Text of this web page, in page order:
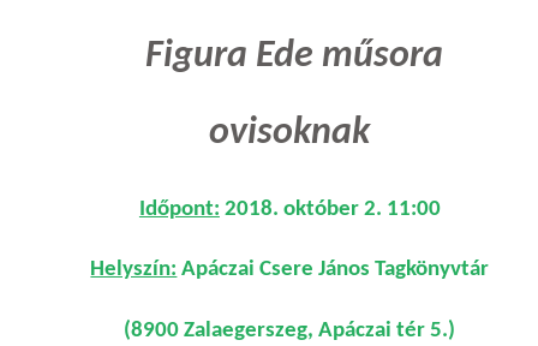
Figura Ede műsora
ovisoknak
Időpont: 2018. október 2. 11:00
Helyszín: Apáczai Csere János Tagkönyvtár
(8900 Zalaegerszeg, Apáczai tér 5.)